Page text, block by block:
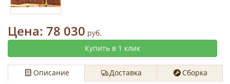
Цена: 78 030 руб.
Купить в 1 клик
Описание Доставка
Сборка